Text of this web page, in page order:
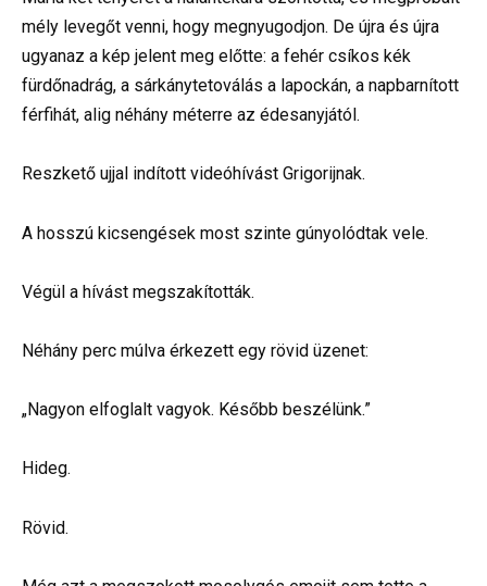
mély levegőt venni, hogy megnyugodjon. De újra és újra
ugyanaz a kép jelent meg előtte: a fehér csíkos kék
fürdőnadrág, a sárkánytetoválás a lapockán, a napbarnított
férfihát, alig néhány méterre az édesanyjától.
Reszkető ujjal indított videóhívást Grigorijnak.
A hosszú kicsengések most szinte gúnyolódtak vele.
Végül a hívást megszakították.
Néhány perc múlva érkezett egy rövid üzenet:
„Nagyon elfoglalt vagyok. Később beszélünk.”
Hideg.
Rövid.